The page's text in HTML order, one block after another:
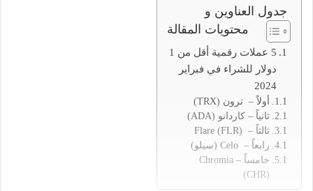
جدول العناوين و
محتويات المقالة
5 عملات رقمية أقل من 1
دولار للشراء في فبراير
2024
أولاً – ترون (TRX)
ثانياً – كاردانو (ADA)
ثالثاً – Flare (FLR)
رابعاً – Celo (سيلو)
خامساً – Chromia
(CHR)